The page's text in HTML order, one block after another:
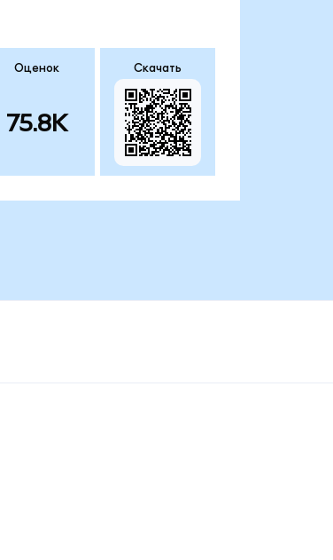
Оценок
75.8K
Скачать